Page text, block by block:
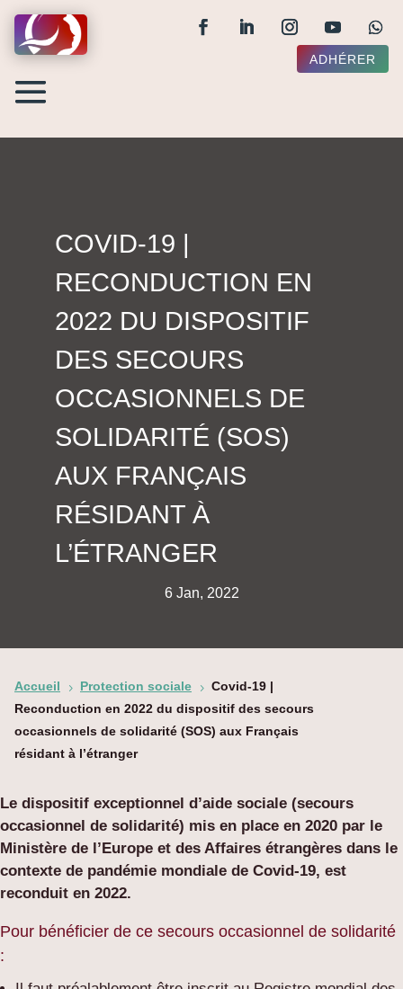
ADHÉRER
COVID-19 |
RECONDUCTION EN
2022 DU DISPOSITIF
DES SECOURS
OCCASIONNELS DE
SOLIDARITÉ (SOS)
AUX FRANÇAIS
RÉSIDANT À
L’ÉTRANGER
6 Jan, 2022
Accueil 5 Protection sociale 5 Covid-19 |
Reconduction en 2022 du dispositif des secours
occasionnels de solidarité (SOS) aux Français
résidant à l’étranger
Le dispositif exceptionnel d’aide sociale (secours
occasionnel de solidarité) mis en place en 2020 par le
Ministère de l’Europe et des Affaires étrangères dans le
contexte de pandémie mondiale de Covid-19, est
reconduit en 2022.
Pour bénéficier de ce secours occasionnel de solidarité
: